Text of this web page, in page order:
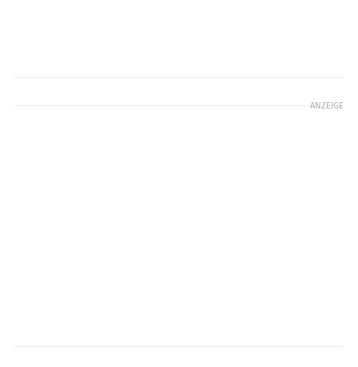
ANZEIGE